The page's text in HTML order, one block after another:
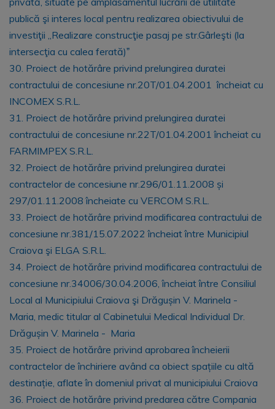
publică şi interes local pentru realizarea obiectivului de
investiţii ,,Realizare construcţie pasaj pe str.Gârleşti (la
intersecţia cu calea ferată)ˮ
30. Proiect de hotărâre privind prelungirea duratei
contractului de concesiune nr.20T/01.04.2001 încheiat cu
INCOMEX S.R.L.
31. Proiect de hotărâre privind prelungirea duratei
contractului de concesiune nr.22T/01.04.2001 încheiat cu
FARMIMPEX S.R.L.
32. Proiect de hotărâre privind prelungirea duratei
contractelor de concesiune nr.296/01.11.2008 și
297/01.11.2008 încheiate cu VERCOM S.R.L.
33. Proiect de hotărâre privind modificarea contractului de
concesiune nr.381/15.07.2022 încheiat între Municipiul
Craiova şi ELGA S.R.L.
34. Proiect de hotărâre privind modificarea contractului de
concesiune nr.34006/30.04.2006, încheiat între Consiliul
Local al Municipiului Craiova şi Drăgușin V. Marinela -
Maria, medic titular al Cabinetului Medical Individual Dr.
Drăgușin V. Marinela - Maria
35. Proiect de hotărâre privind aprobarea încheierii
contractelor de închiriere având ca obiect spațiile cu altă
destinație, aflate în domeniul privat al municipiului Craiova
36. Proiect de hotărâre privind predarea către Compania